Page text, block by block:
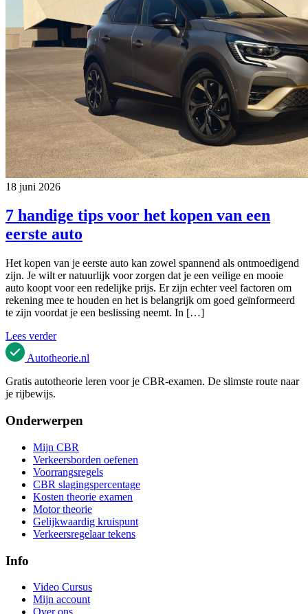
18 juni 2026
7 handige tips voor het kopen van een
eerste auto
Het kopen van je eerste auto kan zowel spannend als ontmoedigend
zijn. Je wilt er natuurlijk voor zorgen dat je een veilige en mooie
auto koopt voor een redelijke prijs. Er zijn echter veel factoren om
rekening mee te houden en het is belangrijk om goed geïnformeerd
te zijn voordat je een beslissing neemt. In […]
Lees verder
Autotheorie.nl
Gratis autotheorie leren voor je CBR-examen. De slimste route naar
je rijbewijs.
Onderwerpen
Mijn CBR
Verkeersborden oefenen
Voorrangsregels
CBR slagingspercentage
Kosten theorie examen
Motor theorie
Gelijkwaardig kruispunt
Verkeersregelaar tekens
Info
Video Cursus
Mijn account